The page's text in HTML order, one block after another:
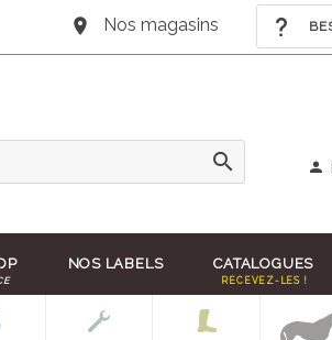
Nos magasins
NOS LABELS CATALOGUES
RECEVEZ-LES !